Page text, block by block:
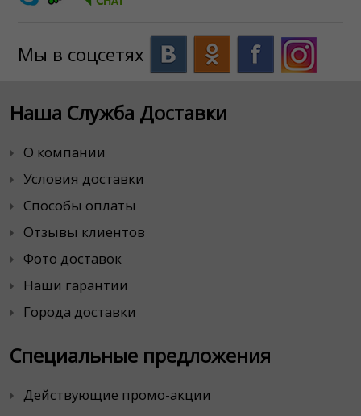
Мы в соцсетях
Наша Служба Доставки
О компании
Условия доставки
Способы оплаты
Отзывы клиентов
Фото доставок
Наши гарантии
Города доставки
Специальные предложения
Действующие промо-акции